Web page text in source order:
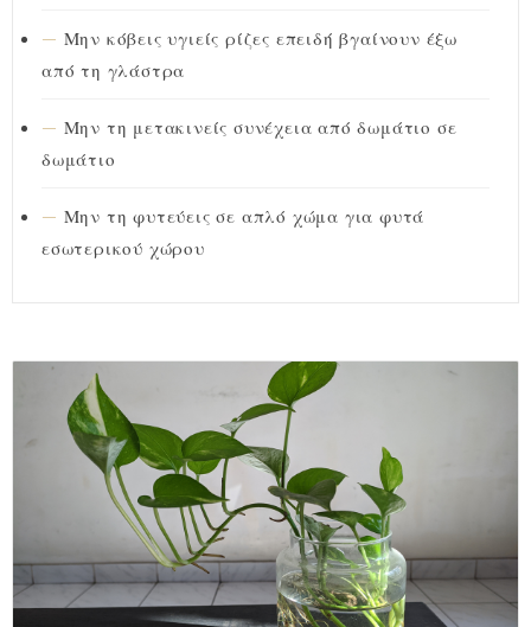
Μην κόβεις υγιείς ρίζες επειδή βγαίνουν έξω
από τη γλάστρα
Μην τη μετακινείς συνέχεια από δωμάτιο σε
δωμάτιο
Μην τη φυτεύεις σε απλό χώμα για φυτά
εσωτερικού χώρου